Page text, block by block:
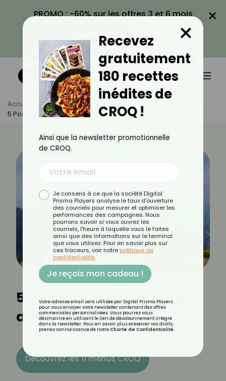
PROMO : -60% sur les offres 3 et 6 mois
VOIR LA PROMO
×
Accueil Actus
Sport
5 Postures De Yoga Pour Avoir Un Ventre Plat
5 postures de yoga pour
avoir un ventre plat
Découvrez les 11 menus CROQ
Recevez
gratuitement
180 recettes
inédites de
CROQ !
×
Ainsi que la newsletter promotionnelle
de CROQ.
Je consens à ce que la société Digital
Prisma Players analyse le taux d'ouverture
des courriels pour mesurer et optimiser les
performances des campagnes. Nous
pourrons savoir si vous ouvrez les
courriels, l'heure à laquelle vous le faites
ainsi que des informations sur le terminal
que vous utilisez. Pour en savoir plus sur
ces traceurs, voir notre politique de
confidentialité.
Je reçois mon cadeau !
Votre adresse email sera utilisée par Digital Prisma Players
pour vous envoyer votre newsletter contenant des offres
commerciales personnalisées. Vous pourrez vous
désinscrire en utilisant le lien de désabonnement intégré
dans la newsletter. Pour en savoir plus et exercer vos droits,
prenez connaissance de notre Charte de Confidentialité.